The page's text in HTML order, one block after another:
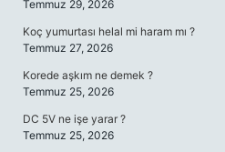
Temmuz 29, 2026
Koç yumurtası helal mi haram mı ?
Temmuz 27, 2026
Korede aşkım ne demek ?
Temmuz 25, 2026
DC 5V ne işe yarar ?
Temmuz 25, 2026